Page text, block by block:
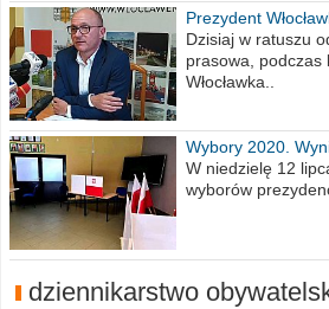
Prezydent
obrażajmy się”
Dzisiaj w ratuszu
prasowa, podczas
Włocławka..
Wybory 2020.
procent obwodów
W niedzielę 12
wyborów
dziennikarstwo